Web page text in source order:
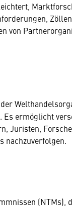
von
ermöglicht
Juristen,
nachzuverfolgen.
(NTMs),